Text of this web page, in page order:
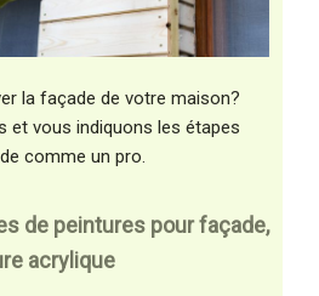
la façade de votre maison?
et vous indiquons les étapes
comme un pro.
de peintures pour façade,
acrylique